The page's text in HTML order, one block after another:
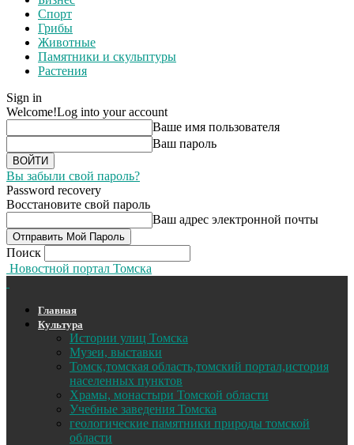
Спорт
Грибы
Животные
Памятники и скульптуры
Растения
Sign in
Welcome!Log into your account
Ваше имя пользователя
Ваш пароль
Вы забыли свой пароль?
Password recovery
Восстановите свой пароль
Ваш адрес электронной почты
Поиск
Новостной портал Томска
Главная
Культура
Истории улиц Томска
Музеи, выставки
Томск,томская область,томский портал,история
населенных пунктов
Храмы, монастыри Томской области
Учебные заведения Томска
геологические памятники природы томской
области